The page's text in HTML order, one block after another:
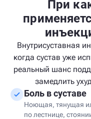
При
Внутрисуставная
когда сустав уже
реальный шанс
замедлить
Боль в суставе
Ноющая, тянущая
по лестнице,